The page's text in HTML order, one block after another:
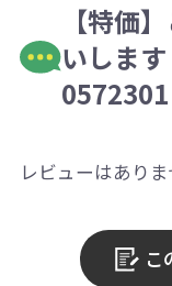
【特価
いしま
レビューはありま
こ